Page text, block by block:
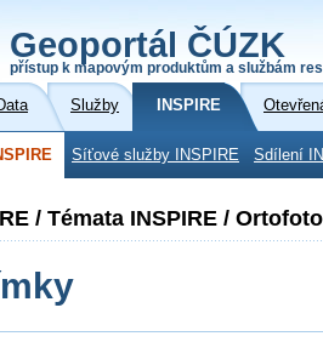
Geoportál ČÚZK
přístup k mapovým produktům a službám
Služby INSPIRE
Síťové služby INSPIRE Sdílení
/ Témata INSPIRE /